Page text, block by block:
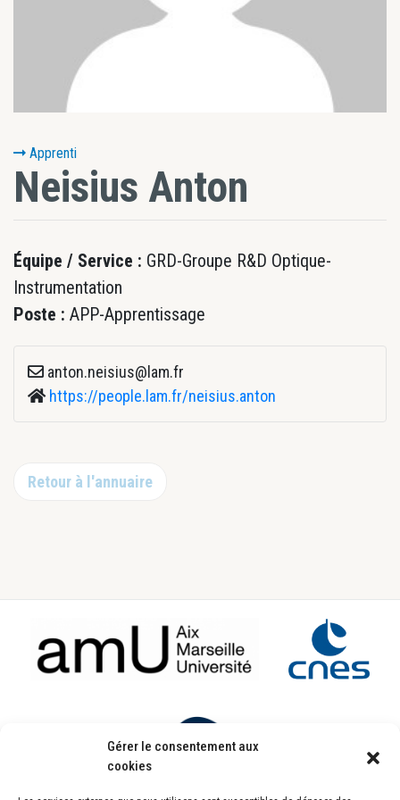
Gérer le consentement aux
cookies
Apprenti
Neisius Anton
Équipe / Service : GRD-Groupe R&D Optique-
Instrumentation
Poste : APP-Apprentissage
anton.neisius@lam.fr
https://people.lam.fr/neisius.anton
Retour à l'annuaire